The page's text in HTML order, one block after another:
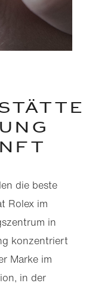
die beste
Rolex im
in
konzentriert
Marke im
in der